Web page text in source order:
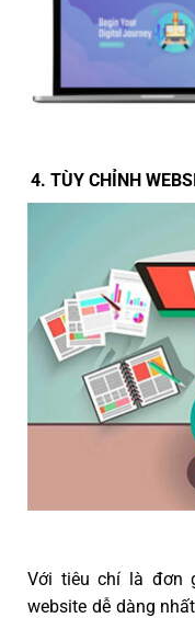
4. TÙY CHỈNH
Với tiêu chí là đơn
website dễ dàng